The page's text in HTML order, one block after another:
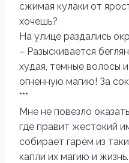
сжимая кулаки от
хочешь?
На улице раздались
– Разыскивается
худая, темные волосы
огненную магию! За
***
Мне не повезло
где правит жестокий
собирает гарем из
капли их магию и